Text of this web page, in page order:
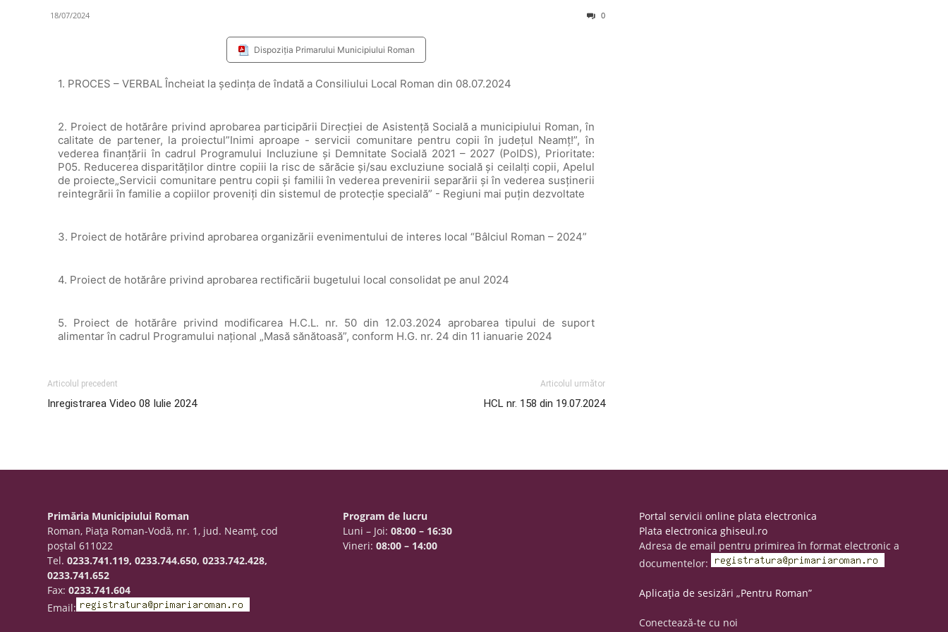
18/07/2024 0
Dispoziția Primarului Municipiului Roman
1. PROCES – VERBAL Încheiat la şedinţa de îndată a Consiliului Local Roman din 08.07.2024
2. Proiect de hotărâre privind aprobarea participării Direcției de Asistență Socială a municipiului Roman, în
calitate de partener, la proiectul”Inimi aproape - servicii comunitare pentru copii în județul Neamț!”, în
vederea finanțării în cadrul Programului Incluziune și Demnitate Socială 2021 – 2027 (PoIDS), Prioritate:
P05. Reducerea disparităților dintre copiii la risc de sărăcie și/sau excluziune socială și ceilalți copii, Apelul
de proiecte„Servicii comunitare pentru copii și familii în vederea prevenirii separării și în vederea susținerii
reintegrării în familie a copiilor proveniți din sistemul de protecție specială” - Regiuni mai puțin dezvoltate
3. Proiect de hotărâre privind aprobarea organizării evenimentului de interes local “Bâlciul Roman – 2024”
4. Proiect de hotărâre privind aprobarea rectificării bugetului local consolidat pe anul 2024
5. Proiect de hotărâre privind modificarea H.C.L. nr. 50 din 12.03.2024 aprobarea tipului de suport
alimentar în cadrul Programului naţional „Masă sănătoasă”, conform H.G. nr. 24 din 11 ianuarie 2024
Articolul precedent
Inregistrarea Video 08 Iulie 2024
Articolul următor
HCL nr. 158 din 19.07.2024
Primăria Municipiului Roman
Roman, Piaţa Roman-Vodă, nr. 1, jud. Neamţ, cod
poştal 611022
Tel.0233.741.119, 0233.744.650, 0233.742.428,
0233.741.652
Fax:0233.741.604
Email:
Program de lucru
Luni – Joi:08:00 – 16:30
Vineri:08:00 – 14:00
Portal servicii online plata electronica
Plata electronica ghiseul.ro
Adresa de email pentru primirea în format electronic a
documentelor:
Aplicația de sesizări „Pentru Roman”
Conectează-te cu noi